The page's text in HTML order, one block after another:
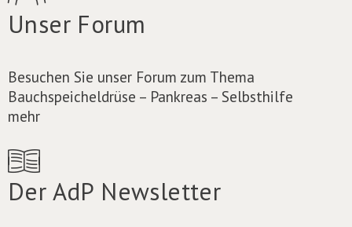
Unser Forum
Besuchen Sie unser Forum zum Thema
Bauchspeicheldrüse – Pankreas – Selbsthilfe
mehr
Der AdP Newsletter